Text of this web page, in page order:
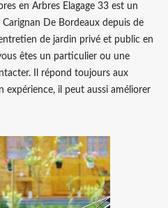
en Arbres Elagage 33 est un
De Bordeaux depuis de
de jardin privé et public en
êtes un particulier ou une
Il répond toujours aux
expérience, il peut aussi améliorer